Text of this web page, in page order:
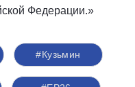
Федерации.»
#Кузьмин